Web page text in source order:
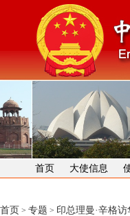
首页 大使信息
首页 > 专题 > 印总理曼·辛格访